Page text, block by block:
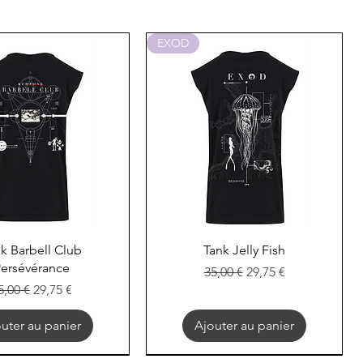
rapide
Barbell Club
original
€ Prix promotionnel
29,75 €
au panier
Aperçu rapide
EXOD
Tank Jelly Fish
Prix original
35,00 € Prix promotionnel
29,75 €
Ajouter au panier